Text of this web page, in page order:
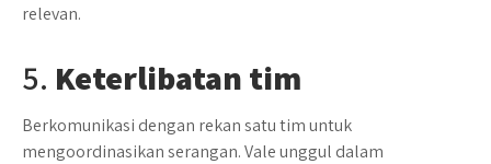
relevan.
5. Keterlibatan tim
Berkomunikasi dengan rekan satu tim untuk
mengoordinasikan serangan. Vale unggul dalam